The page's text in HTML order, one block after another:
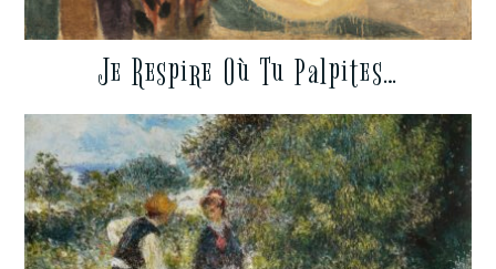
Je Respire Où Tu Palpites…